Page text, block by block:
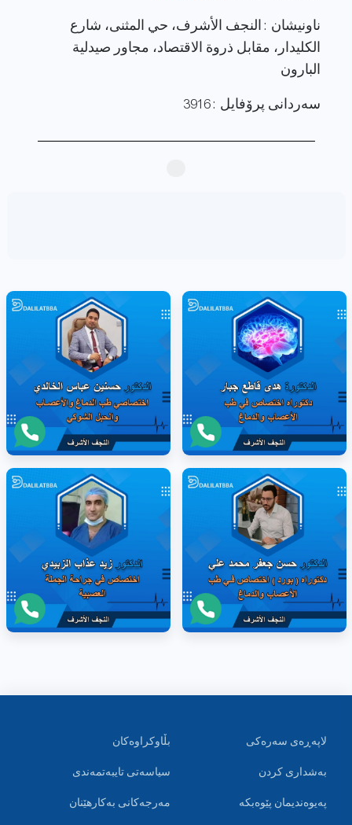
ناونيشان : النجف الأشرف، حي المثنى، شارع
الكليدار، مقابل ذروة الاقتصاد، مجاور صيدلية
البارون
سەردانی پرۆفایل : 3916
لاپەڕەی سەرەکی
بەشداری کردن
پەیوەندیمان پێوەبکە
بڵاوکراوەکان
سیاسەتی تایبەتمەندی
مەرجەکانی بەکارهێنان